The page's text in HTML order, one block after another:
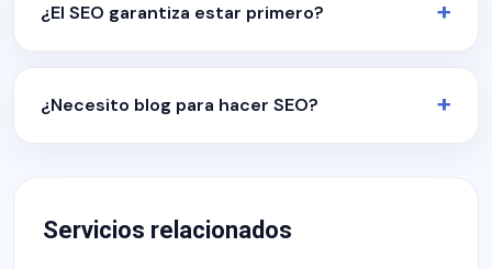
¿El SEO garantiza estar primero?
¿Necesito blog para hacer SEO?
Servicios relacionados